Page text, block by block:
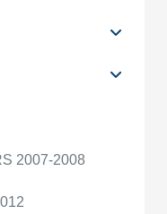
2007-2008